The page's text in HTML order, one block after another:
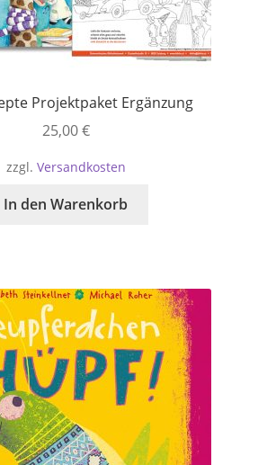
Projektpaket Ergänzung
25,00€
zzgl. Versandkosten
In den Warenkorb